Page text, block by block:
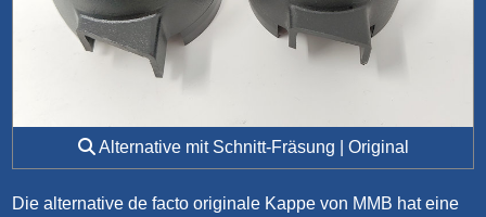
Alternative mit Schnitt-Fräsung | Original
Die alternative de facto originale Kappe von MMB hat eine